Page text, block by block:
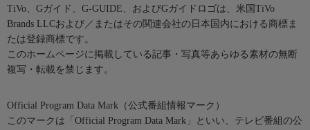
TiVo、Gガイド、G-GUIDE、およびGガイドロゴは、米国TiVo
Brands LLCおよび／またはその関連会社の日本国内における商標ま
たは登録商標です。
このホームページに掲載している記事・写真等あらゆる素材の無断
複写・転載を禁じます。
Official Program Data Mark（公式番組情報マーク）
このマークは「Official Program Data Mark」といい、テレビ番組の公